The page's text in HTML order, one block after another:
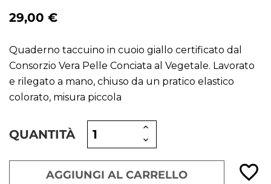
29,00 €
Quaderno taccuino in cuoio giallo certificato dal
Consorzio Vera Pelle Conciata al Vegetale. Lavorato
e rilegato a mano, chiuso da un pratico elastico
colorato, misura piccola
QUANTITÀ
AGGIUNGI AL CARRELLO favorite_border